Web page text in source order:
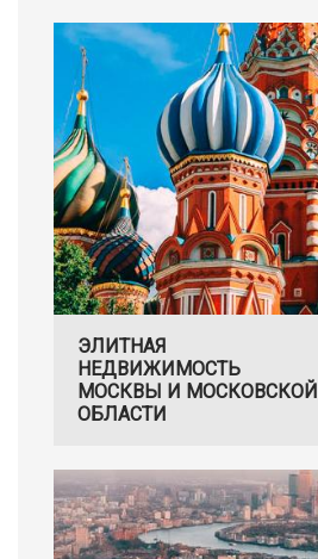
ЭЛИТНАЯ
НЕДВИЖИМОСТЬ
МОСКВЫ И МОСКОВСКОЙ
ОБЛАСТИ